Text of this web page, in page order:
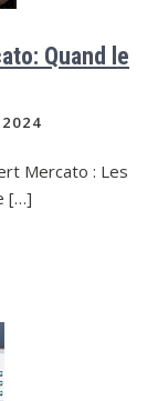
Quand le
Mercato : Les
[…]